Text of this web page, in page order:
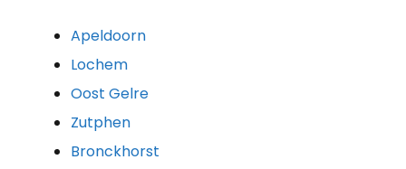
Apeldoorn
Lochem
Oost Gelre
Zutphen
Bronckhorst